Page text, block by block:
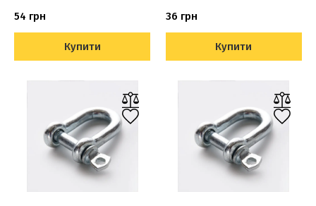
54 грн
Купити
36 грн
Купити